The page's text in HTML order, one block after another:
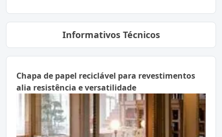
Informativos Técnicos
Chapa de papel reciclável para revestimentos
alia resistência e versatilidade